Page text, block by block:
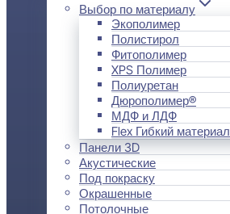
Выбор по материалу
Экополимер
Полистирол
Фитополимер
XPS Полимер
Полиуретан
Дюрополимер®
МДФ и ЛДФ
Flex Гибкий материал
Панели 3D
Акустические
Под покраску
Окрашенные
Потолочные